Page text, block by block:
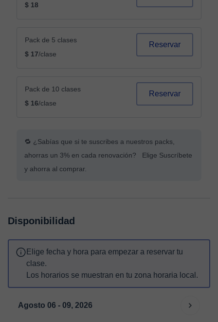
$ 18
Pack de 5 clases
$ 17/clase
Reservar
Pack de 10 clases
$ 16/clase
Reservar
🔁 ¿Sabías que si te suscribes a nuestros packs,
ahorras un 3% en cada renovación? Elige Suscríbete
y ahorra al comprar.
Disponibilidad
Elige fecha y hora para empezar a reservar tu
clase.
Los horarios se muestran en tu zona horaria local.
Agosto 06 - 09, 2026